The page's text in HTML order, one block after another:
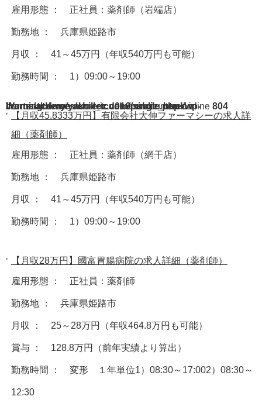
雇用形態 ： 正社員：薬剤師（岩端店）
勤務地 ： 兵庫県姫路市
月収 ： 41～45万円（年収540万円も可能）
勤務時間 ： 1）09:00～19:00
Warning: A non-numeric value encountered in
/home/acdmy/yaku-rec.com/public_html/wp-content/themes/chill_tcd016/single.phpon line 804
【月収45.8333万円】有限会社大伸ファーマシーの求人詳
細（薬剤師）
雇用形態 ： 正社員：薬剤師（網干店）
勤務地 ： 兵庫県姫路市
月収 ： 41～45万円（年収540万円も可能）
勤務時間 ： 1）09:00～19:00
【月収28万円】國富胃腸病院の求人詳細（薬剤師）
雇用形態 ： 正社員：薬剤師
勤務地 ： 兵庫県姫路市
月収 ： 25～28万円（年収464.8万円も可能）
賞与 ： 128.8万円（前年実績より算出）
勤務時間 ： 変形 １年単位1）08:30～17:002）08:30～
12:30